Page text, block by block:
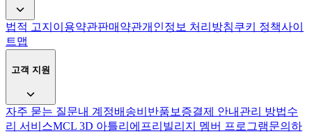
법적 고지 이용약관판매약관개인정보 처리방침쿠키 정책사이
트맵
고객 지원
자주 묻는 질문내 계정배송비 반품보증결제 안내 관리 방법수
리 서비스MCL 3D 아틀리에 프리빌리지 멤버 프로그램문의하